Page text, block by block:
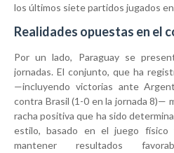
los últimos siete partidos jugados
Realidades opuestas en el
Por un lado, Paraguay se
jornadas. El conjunto, que ha
—incluyendo victorias ante
contra Brasil (1-0 en la jornada 8)—
racha positiva que ha sido
estilo, basado en el juego
mantener resultados